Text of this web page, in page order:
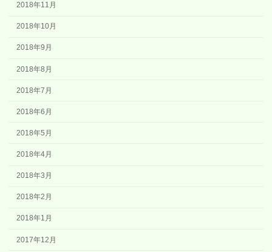
2018年11月
2018年10月
2018年9月
2018年8月
2018年7月
2018年6月
2018年5月
2018年4月
2018年3月
2018年2月
2018年1月
2017年12月